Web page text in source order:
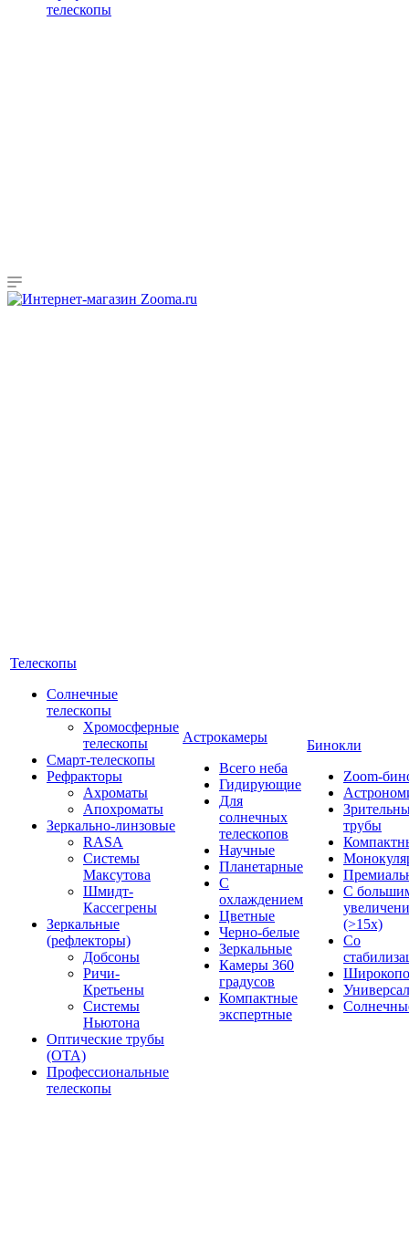
телескопы
Телескопы
Солнечные
телескопы
Хромосферные
телескопы
Смарт-телескопы
Рефракторы
Ахроматы
Апохроматы
Зеркально-линзовые
RASA
Системы
Максутова
Шмидт-
Кассегрены
Зеркальные
(рефлекторы)
Добсоны
Ричи-
Кретьены
Системы
Ньютона
Оптические трубы
(OTA)
Профессиональные
телескопы
Астрокамеры
Всего неба
Гидирующие
Для
солнечных
телескопов
Научные
Планетарные
С
охлаждением
Цветные
Черно-белые
Зеркальные
Камеры 360
градусов
Компактные
экспертные
Бинокли
Zoom-
трубы
С
(>15x)
Со